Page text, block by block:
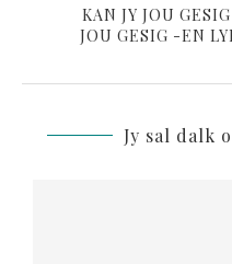
KAN JY JOU
JOU GESIG -EN
Jy sal dalk